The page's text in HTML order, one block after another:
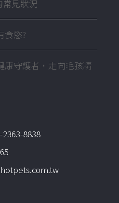
見狀況
食慾?
康守護者，走向毛孩精
8838